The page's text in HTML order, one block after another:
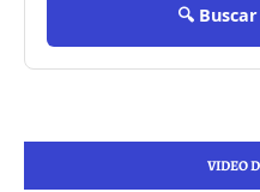
🔍
VIDEO